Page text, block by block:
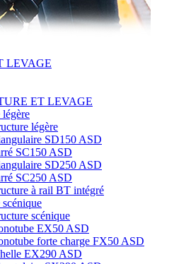
LEVAGE
ET LEVAGE
légère
légère
SD150 ASD
SC150 ASD
SD250 ASD
SC250 ASD
à rail BT intégré
scénique
scénique
EX50 ASD
forte charge FX50 ASD
EX290 ASD